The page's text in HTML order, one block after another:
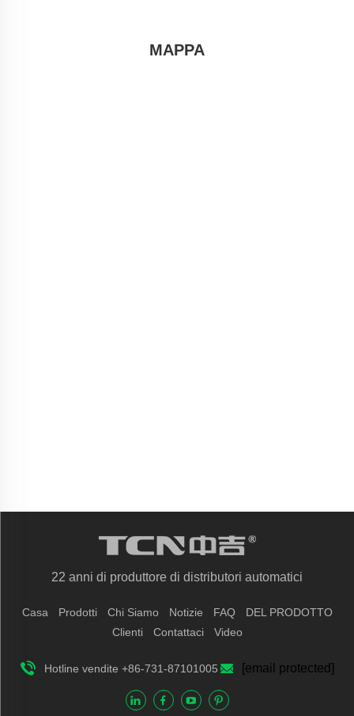
MAPPA
22 anni di produttore di distributori automatici
Casa Prodotti Chi Siamo Notizie FAQ
DEL PRODOTTO
Clienti
Contattaci Video
Hotline vendite +86-731-87101005 [email protected]